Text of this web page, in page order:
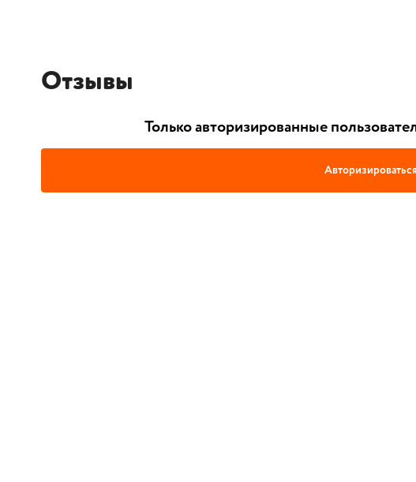
Отзывы
Только авторизированные
Авторизироваться